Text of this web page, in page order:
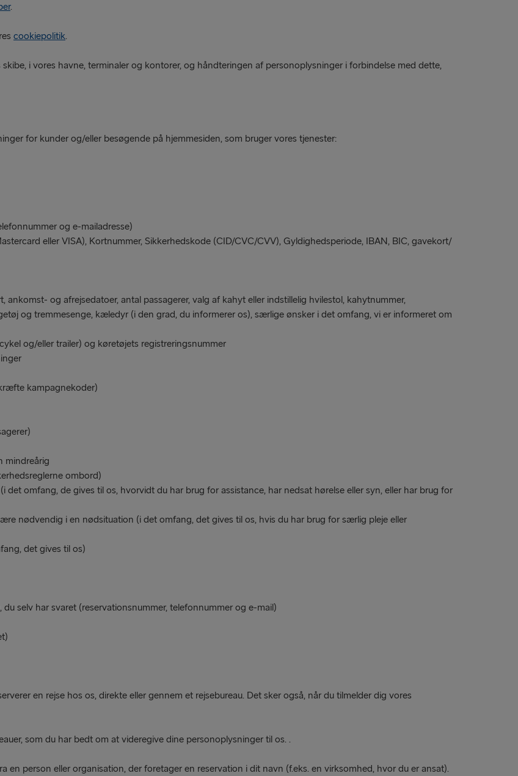
.
cookiepolitik.
i vores havne, terminaler og kontorer, og håndteringen af personoplysninger i forbindelse med dette,
for kunder og/eller besøgende på hjemmesiden, som bruger vores tjenester:
og e-mailadresse)
eller VISA), Kortnummer, Sikkerhedskode (CID/CVC/CVV), Gyldighedsperiode, IBAN, BIC, gavekort/
og afrejsedatoer, antal passagerer, valg af kahyt eller indstillelig hvilestol, kahytnummer,
og tremmesenge, kæledyr (i den grad, du informerer os), særlige ønsker i det omfang, vi er informeret om
og/eller trailer) og køretøjets registreringsnummer
kampagnekoder)
mindreårig
ombord)
omfang, de gives til os, hvorvidt du har brug for assistance, har nedsat hørelse eller syn, eller har brug for
nødvendig i en nødsituation (i det omfang, det gives til os, hvis du har brug for særlig pleje eller
det gives til os)
selv har svaret (reservationsnummer, telefonnummer og e-mail)
en rejse hos os, direkte eller gennem et rejsebureau. Det sker også, når du tilmelder dig vores
som du har bedt om at videregive dine personoplysninger til os. .
en person eller organisation, der foretager en reservation i dit navn (f.eks. en virksomhed, hvor du er ansat).